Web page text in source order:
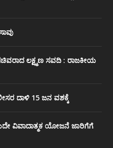
ಲಕ್ಷ್ಮಣ ಸವದಿ : ರಾಜಕೀಯ
ದಾಳಿ 15 ಜನ ವಶಕ್ಕೆ
ವಿವಾದಾತ್ಮಕ ಯೋಜನೆ ಜಾರಿಗೆಗೆ